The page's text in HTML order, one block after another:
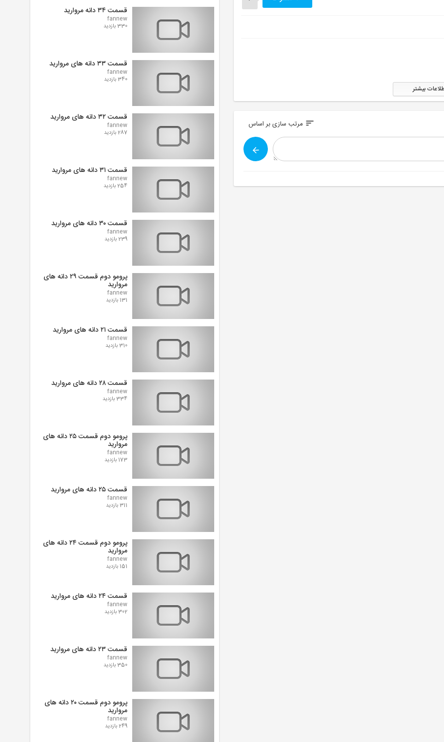
قسمت ۳۴ دانه مروارید
fannew
330 بازدید
قسمت ۳۳ دانه های مروارید
fannew
340 بازدید
قسمت ۳۲ دانه های مروارید
fannew
287 بازدید
قسمت ۳۱ دانه های مروارید
fannew
254 بازدید
قسمت ۳۰ دانه های مروارید
fannew
239 بازدید
پرومو دوم قسمت ۲۹ دانه های
مروارید
fannew
131 بازدید
قسمت ۲۱ دانه های مروارید
fannew
310 بازدید
قسمت ۲۸ دانه های مروارید
fannew
334 بازدید
پرومو دوم قسمت ۲۵ دانه های
مروارید
fannew
173 بازدید
قسمت ۲۵ دانه های مروارید
fannew
311 بازدید
پرومو دوم قسمت ۲۴ دانه های
مروارید
fannew
151 بازدید
قسمت ۲۴ دانه های مروارید
fannew
302 بازدید
قسمت ۲۳ دانه های مروارید
fannew
350 بازدید
پرومو دوم قسمت ۲۰ دانه های
مروارید
fannew
249 بازدید
بیشتر
sort مرتب سازی بر اساس